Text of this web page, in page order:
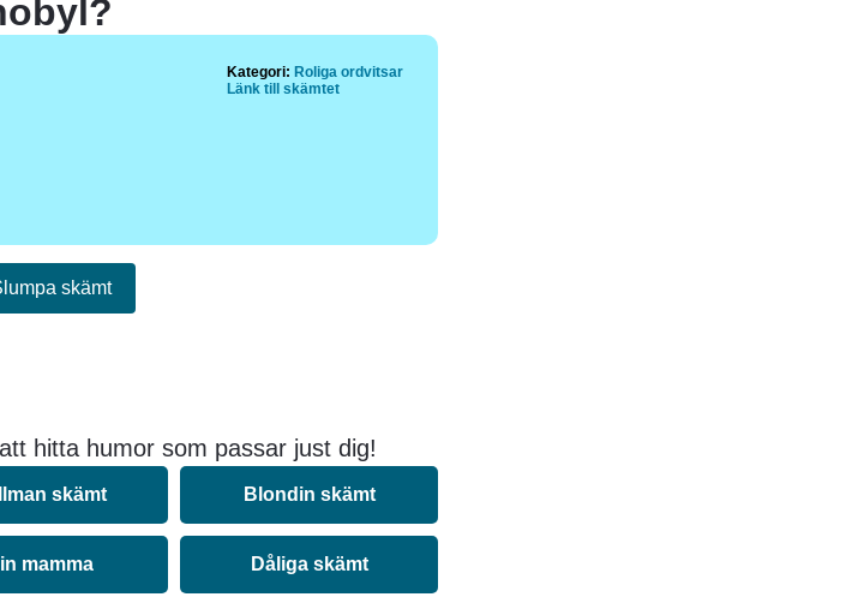
Kategori: Roliga ordvitsar
Länk till skämtet
skämt
hitta humor som passar just dig!
skämt Blondin skämt
mamma Dåliga skämt